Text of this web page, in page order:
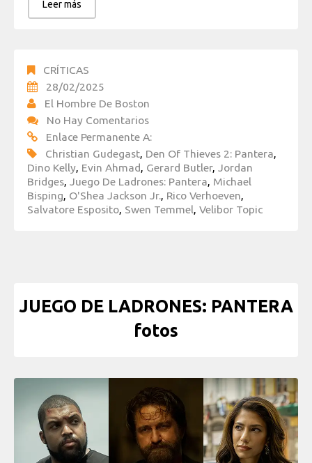
Leer más
CRÍTICAS
28/02/2025
El Hombre De Boston
No Hay Comentarios
Enlace Permanente A:
Christian Gudegast, Den Of Thieves 2: Pantera,
Dino Kelly, Evin Ahmad, Gerard Butler, Jordan
Bridges, Juego De Ladrones: Pantera, Michael
Bisping, O'Shea Jackson Jr., Rico Verhoeven,
Salvatore Esposito, Swen Temmel, Velibor Topic
JUEGO DE LADRONES: PANTERA
fotos